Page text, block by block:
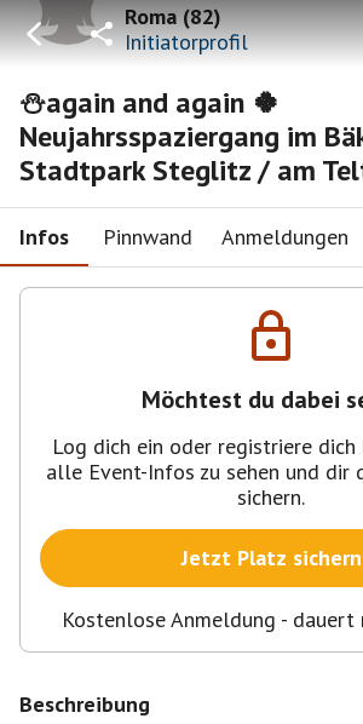
Roma(82)
Initiatorprofil
⛄again and again 🍀
Neujahrsspaziergang im
Stadtpark Steglitz / am
Infos Pinnwand Anmeldungen
Möchtest du dabei
Log dich ein oder registriere dich
alle Event-Infos zu sehen und dir
sichern.
Jetzt Platz sichern
Kostenlose Anmeldung - dauert
Beschreibung